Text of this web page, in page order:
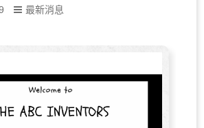
最新消息